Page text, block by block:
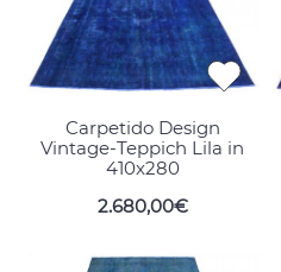
Carpetido Design
Vintage-Teppich Lila in
410x280
2.680,00€